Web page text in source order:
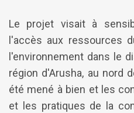
Le projet visait à
l'accès aux ressources
l'environnement dans le
région d'Arusha, au nord
été mené à bien et les
et les pratiques de la